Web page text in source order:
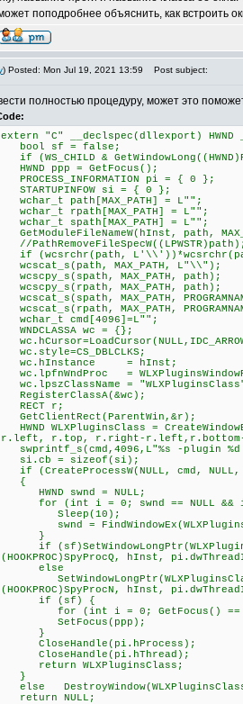
поподробнее объяснить, как встроить
) Posted: Mon Jul 19, 2021 13:59 Post subject:
полностью процедуру, может это
extern "C" __declspec(dllexport) HWND
bool sf = false;
if (WS_CHILD &
HWND ppp = GetFocus();
PROCESS_INFORMATION pi = { 0 };
STARTUPINFOW si = { 0 };
wchar_t path[MAX_PATH] = L"";
wchar_t rpath[MAX_PATH] = L"";
wchar_t spath[MAX_PATH] = L"";
GetModuleFileNameW(hInst, path,
//PathRemoveFileSpecW((LPWSTR)path);
if (wcsrchr(path,
wcscat_s(path, MAX_PATH, L"\\");
wcscpy_s(spath, MAX_PATH, path);
wcscpy_s(rpath, MAX_PATH, path);
wcscat_s(spath, MAX_PATH,
wcscat_s(rpath, MAX_PATH,
wchar_t cmd[4096]=L"";
WNDCLASSA wc = {};
wc.style=CS_DBLCLKS;
wc.hInstance = hInst;
wc.lpfnWndProc =
wc.lpszClassName =
RegisterClassA(&wc);
RECT r;
GetClientRect(ParentWin,&r);
HWND WLXPluginsClass =
r.left, r.top, r.right-r.left,r.bottom-
swprintf_s(cmd,4096,L"%s -plugin %d
si.cb = sizeof(si);
if (CreateProcessW(NULL, cmd,
{
HWND swnd = NULL;
for (int i = 0; swnd == NULL && i
Sleep(10);
swnd =
}
if
(HOOKPROC)SpyProcQ, hInst,
else
SetWindowLongPtr(WLXPluginsClass,
(HOOKPROC)SpyProcN, hInst,
if (sf) {
for (int i = 0; GetFocus() == ppp
SetFocus(ppp);
}
CloseHandle(pi.hProcess);
CloseHandle(pi.hThread);
return WLXPluginsClass;
}
else
return NULL;